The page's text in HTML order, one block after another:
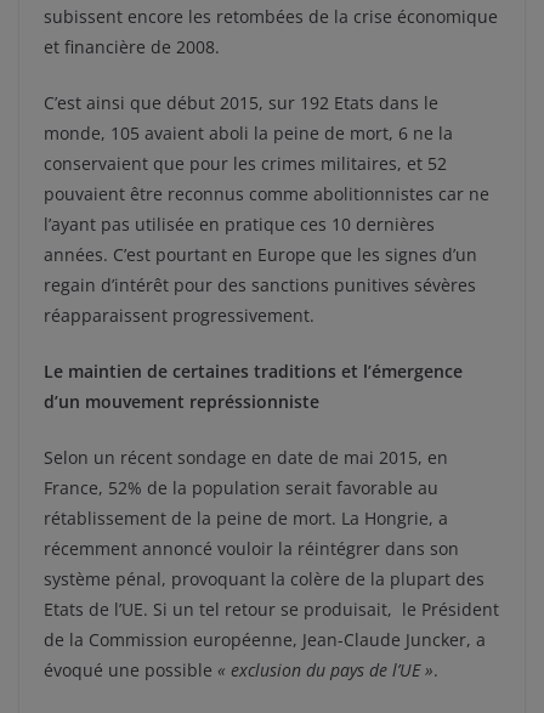
subissent encore les retombées de la crise économique
et financière de 2008.
C’est ainsi que début 2015, sur 192 Etats dans le
monde, 105 avaient aboli la peine de mort, 6 ne la
conservaient que pour les crimes militaires, et 52
pouvaient être reconnus comme abolitionnistes car ne
l’ayant pas utilisée en pratique ces 10 dernières
années. C’est pourtant en Europe que les signes d’un
regain d’intérêt pour des sanctions punitives sévères
réapparaissent progressivement.
Le maintien de certaines traditions et l’émergence
d’un mouvement représsionniste
Selon un récent sondage en date de mai 2015, en
France, 52% de la population serait favorable au
rétablissement de la peine de mort. La Hongrie, a
récemment annoncé vouloir la réintégrer dans son
système pénal, provoquant la colère de la plupart des
Etats de l’UE. Si un tel retour se produisait, le Président
de la Commission européenne, Jean-Claude Juncker, a
évoqué une possible « exclusion du pays de l’UE ».